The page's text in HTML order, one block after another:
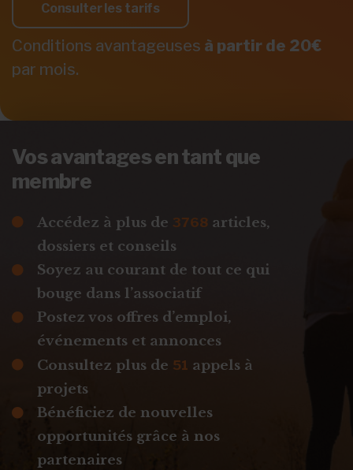
Consulter les tarifs
Conditions avantageuses à partir de 20€
par mois.
Vos avantages en tant que
membre
Accédez à plus de 3768 articles,
dossiers et conseils
Soyez au courant de tout ce qui
bouge dans l’associatif
Postez vos offres d’emploi,
événements et annonces
Consultez plus de 51 appels à
projets
Bénéficiez de nouvelles
opportunités grâce à nos
partenaires